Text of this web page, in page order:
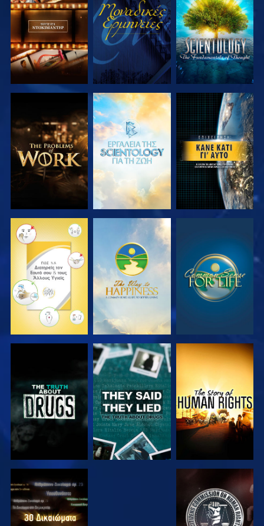
ΕΞΕΡΕΥΝΗΣΤΕ
ΤΗ ΣΕΙΡΑ
ΠΑΡΑΚΟΛΟΥΘΗΣΤΕ
ΕΞΕΡΕΥΝΗΣΤΕ
ΤΗ ΣΕΙΡΑ
ΕΞΕΡΕΥΝΗΣΤΕ
ΤΗ ΣΕΙΡΑ
ΕΞΕΡΕΥΝΗΣΤΕ
ΤΗ ΣΕΙΡΑ
ΠΑΡΑΚΟΛΟΥΘΗΣΤΕ
ΠΑΡΑΚΟΛΟΥΘΗΣΤΕ ΠΑΡΑΚΟΛΟΥΘΗΣΤΕ ΠΑΡΑΚΟΛΟΥΘΗΣΤΕ
ΠΑΡΑΚΟΛΟΥΘΗΣΤΕ ΠΑΡΑΚΟΛΟΥΘΗΣΤΕ ΠΑΡΑΚΟΛΟΥΘΗΣΤΕ
ΠΑΡΑΚΟΛΟΥΘΗΣΤΕ ΠΑΡΑΚΟΛΟΥΘΗΣΤΕ